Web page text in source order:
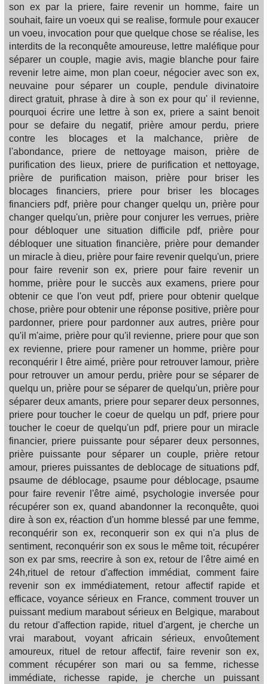
son ex par la priere, faire revenir un homme, faire un
souhait, faire un voeux qui se realise, formule pour exaucer
un voeu, invocation pour que quelque chose se réalise, les
interdits de la reconquête amoureuse, lettre maléfique pour
séparer un couple, magie avis, magie blanche pour faire
revenir letre aime, mon plan coeur, négocier avec son ex,
neuvaine pour séparer un couple, pendule divinatoire
direct gratuit, phrase à dire à son ex pour qu' il revienne,
pourquoi écrire une lettre à son ex, priere a saint benoit
pour se defaire du negatif, prière amour perdu, priere
contre les blocages et la malchance, prière de
l'abondance, priere de nettoyage maison, prière de
purification des lieux, priere de purification et nettoyage,
prière de purification maison, prière pour briser les
blocages financiers, priere pour briser les blocages
financiers pdf, prière pour changer quelqu un, prière pour
changer quelqu'un, prière pour conjurer les verrues, prière
pour débloquer une situation difficile pdf, prière pour
débloquer une situation financière, prière pour demander
un miracle à dieu, prière pour faire revenir quelqu'un, priere
pour faire revenir son ex, priere pour faire revenir un
homme, prière pour le succès aux examens, priere pour
obtenir ce que l'on veut pdf, priere pour obtenir quelque
chose, prière pour obtenir une réponse positive, prière pour
pardonner, priere pour pardonner aux autres, prière pour
qu'il m'aime, prière pour qu'il revienne, priere pour que son
ex revienne, priere pour ramener un homme, prière pour
reconquérir l être aimé, prière pour retrouver lamour, prière
pour retrouver un amour perdu, prière pour se séparer de
quelqu un, prière pour se séparer de quelqu'un, prière pour
séparer deux amants, priere pour separer deux personnes,
priere pour toucher le coeur de quelqu un pdf, priere pour
toucher le coeur de quelqu'un pdf, priere pour un miracle
financier, priere puissante pour séparer deux personnes,
prière puissante pour séparer un couple, prière retour
amour, prieres puissantes de deblocage de situations pdf,
psaume de déblocage, psaume pour déblocage, psaume
pour faire revenir l'être aimé, psychologie inversée pour
récupérer son ex, quand abandonner la reconquête, quoi
dire à son ex, réaction d'un homme blessé par une femme,
reconquérir son ex, reconquerir son ex qui n'a plus de
sentiment, reconquérir son ex sous le même toit, récupérer
son ex par sms, reecrire à son ex, retour de l'être aimé en
24h,rituel de retour d'affection immédiat, comment faire
revenir son ex immédiatement, retour affectif rapide et
efficace, voyance sérieux en France, comment trouver un
puissant medium marabout sérieux en Belgique, marabout
du retour d'affection rapide, rituel d'argent, je cherche un
vrai marabout, voyant africain sérieux, envoûtement
amoureux, rituel de retour affectif, faire revenir son ex,
comment récupérer son mari ou sa femme, richesse
immédiate, richesse rapide, je cherche un puissant